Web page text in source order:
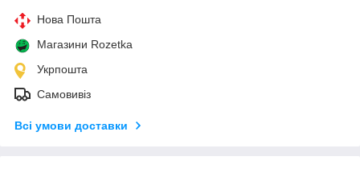
Нова Пошта
Магазини Rozetka
Укрпошта
Самовивіз
Всі умови доставки